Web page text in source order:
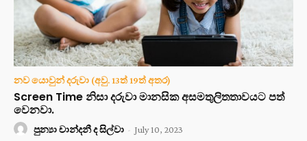
නව යොවුන් දරුවා (අවු. 13ත් 19ත් අතර)
Screen Time නිසා දරුවා මානසික අසමතුලිතතාවයට පත්
වෙනවා.
පුන්‍යා චාන්දනී ද සිල්වා - July 10, 2023